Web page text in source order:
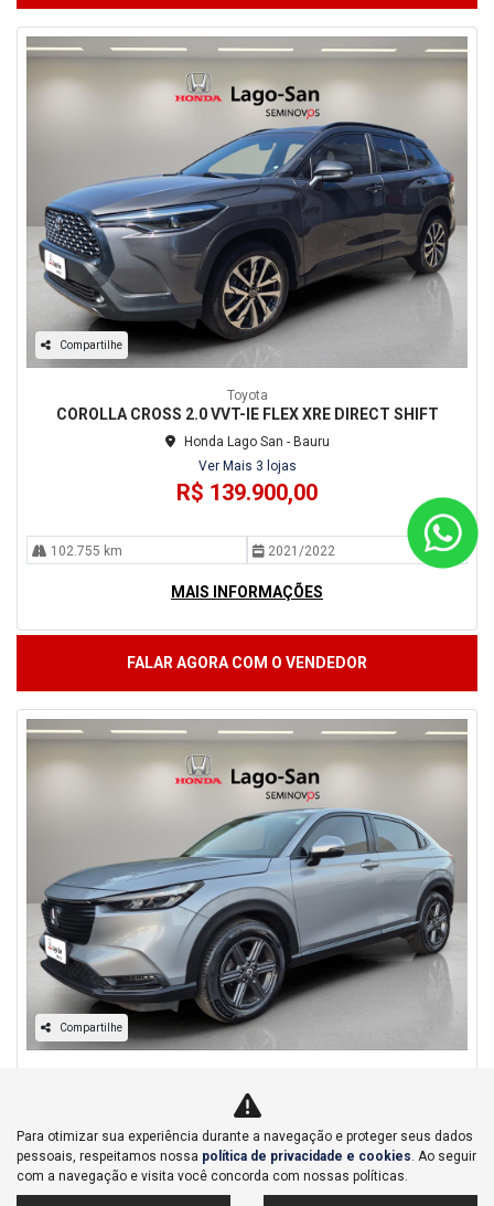
Compartilhe
Toyota
COROLLA CROSS 2.0 VVT-IE FLEX XRE DIRECT SHIFT
Honda Lago San - Bauru
Ver Mais 3 lojas
R$ 139.900,00
102.755 km 2021/2022
MAIS INFORMAÇÕES
FALAR AGORA COM O VENDEDOR
Compartilhe
HR-V 1.5 DI I-VTEC FLEX EXL CVT
Ver Mais 3 lojas
R$ 137.900,00
Para otimizar sua experiência durante a navegação e proteger seus dados
pessoais, respeitamos nossa política de privacidade e cookies. Ao seguir
com a navegação e visita você concorda com nossas políticas.